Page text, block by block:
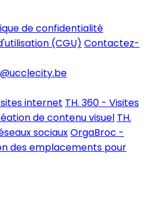
de confidentialité
(CGU) Contactez-
internet TH. 360 - Visites
de contenu visuel TH.
sociauxOrgaBroc -
des emplacements pour